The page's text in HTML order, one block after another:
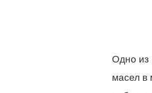
Одно из
масел в